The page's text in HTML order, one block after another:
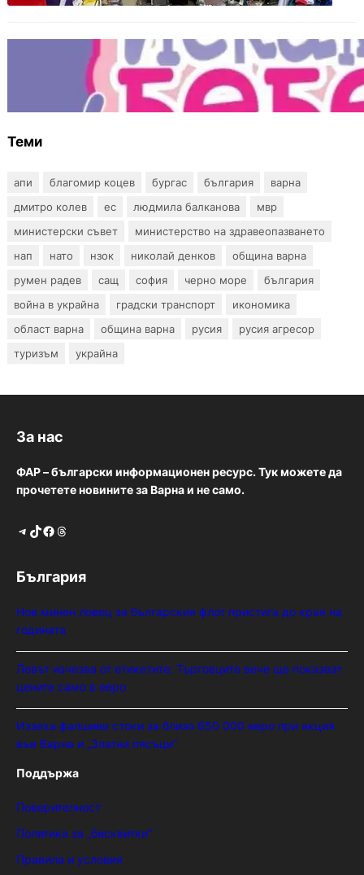
Инвитро подкрепата под въпрос? „Искам
бебе“ се обяви срещу прехвърлянето на
Центъра към НЗОК
Теми
апи благомир коцев бургас българия
варна
дмитро колев
ес людмила балканова
мвр
министерски съвет
министерство на здравеопазването
нап
нато нзок николай денков
община варна
румен радев
сащ софия черно море
българия
война в украйна
градски транспорт
икономика
област варна
община варна русия
русия агресор
туризъм
украйна
За нас
ФАР – български информационен ресурс. Тук можете да
прочетете новините за Варна и не само.
Telegram TikTok Facebook Threads
България
Нов минен ловец за българския флот пристига до края на
годината
Левът изчезва от етикетите: Търговците вече ще показват
цените само в евро
Иззеха фалшиви стоки за близо 650 000 евро при акция
във Варна и „Златни пясъци“
Поддържа
Поверителност
Политика за „бисквитки“
Правила и условия